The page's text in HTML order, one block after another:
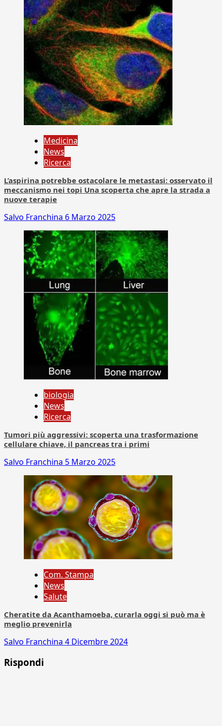
Medicina
News
Ricerca
L’aspirina potrebbe ostacolare le metastasi: osservato il
meccanismo nei topi Una scoperta che apre la strada a
nuove terapie
Salvo Franchina 6 Marzo 2025
biologia
News
Ricerca
Tumori più aggressivi: scoperta una trasformazione
cellulare chiave, il pancreas tra i primi
Salvo Franchina 5 Marzo 2025
Com. Stampa
News
Salute
Cheratite da Acanthamoeba, curarla oggi si può ma è
meglio prevenirla
Salvo Franchina 4 Dicembre 2024
Rispondi